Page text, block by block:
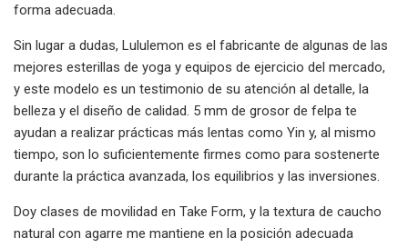
forma adecuada.
Sin lugar a dudas, Lululemon es el fabricante de algunas de las
mejores esterillas de yoga y equipos de ejercicio del mercado,
y este modelo es un testimonio de su atención al detalle, la
belleza y el diseño de calidad. 5 mm de grosor de felpa te
ayudan a realizar prácticas más lentas como Yin y, al mismo
tiempo, son lo suficientemente firmes como para sostenerte
durante la práctica avanzada, los equilibrios y las inversiones.
Doy clases de movilidad en Take Form, y la textura de caucho
natural con agarre me mantiene en la posición adecuada